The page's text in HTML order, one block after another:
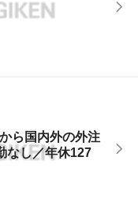
ら国内外の外注
なし／年休127